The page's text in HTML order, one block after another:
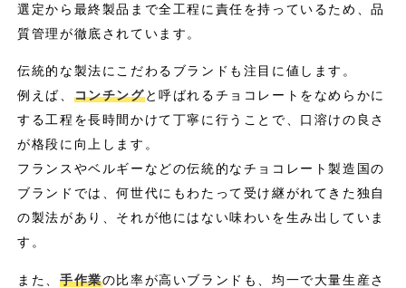
選定から最終製品まで全工程に責任を持っているため、品
質管理が徹底されています。
伝統的な製法にこだわるブランドも注目に値します。
例えば、 コンチングと呼ばれるチョコレートをなめらかに
する工程を長時間かけて丁寧に行うことで、口溶けの良さ
が格段に向上します。
フランスやベルギーなどの伝統的なチョコレート製造国の
ブランドでは、何世代にもわたって受け継がれてきた独自
の製法があり、それが他にはない味わいを生み出していま
す。
また、 手作業の比率が高いブランドも、均一で大量生産さ